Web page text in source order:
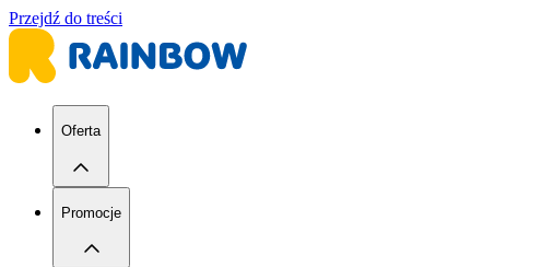
Przejdź do treści
Oferta
Promocje